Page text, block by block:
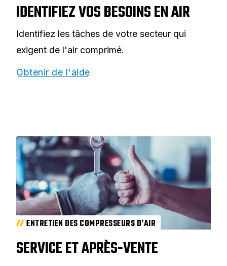
IDENTIFIEZ VOS BESOINS EN AIR
Identifiez les tâches de votre secteur qui
exigent de l'air comprimé.
Obtenir de l'aide
ENTRETIEN DES COMPRESSEURS D'AIR
SERVICE ET APRÈS-VENTE